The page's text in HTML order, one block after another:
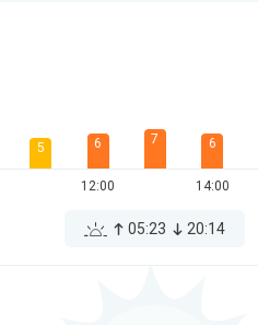
5 6
12:00
7 6
14:00
05:23 20:14